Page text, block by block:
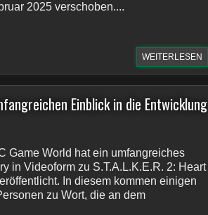
2025 verschoben....
WEITERLESEN
Einblick in die Entwicklung
Game World hat ein umfangreiches
in Videoform zu S.T.A.L.K.E.R. 2: Heart
In diesem kommen einigen
zu Wort, die an dem